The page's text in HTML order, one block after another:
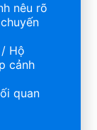
nêu rõ
Hộ
cảnh
quan